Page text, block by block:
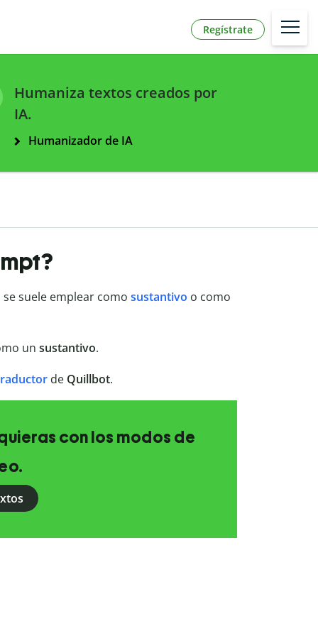
Regístrate
Humaniza textos creados por
IA.
Humanizador de IA
suele emplear como sustantivo o como
un sustantivo.
de Quillbot.
con los modos de